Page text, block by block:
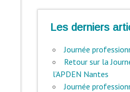
Les derniers
Journée
Retour sur la
l’APDEN Nantes
Journée